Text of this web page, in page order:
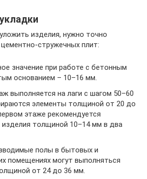
изделия, нужно точно
стружечных плит:
значение при работе с бетонным
основанием – 10–16 мм.
выполняется на лаги с шагом 50–60
элементы толщиной от 20 до
этаже рекомендуется
изделия толщиной 10–14 мм в два
полы в бытовых и
помещениях могут выполняться
от 24 до 36 мм.